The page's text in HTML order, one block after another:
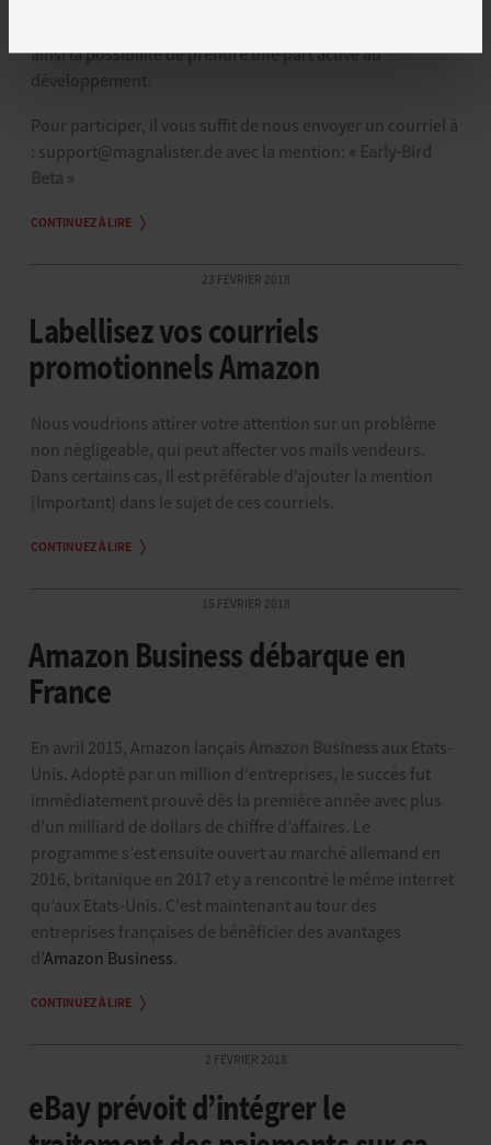
ainsi la possibilité de prendre une part active au
développement.
Pour participer, il vous suffit de nous envoyer un courriel à
: support@magnalister.de avec la mention:
CONTINUEZ À LIRE
23 FÉVRIER 2018
Labellisez vos courriels
promotionnels Amazon
Nous voudrions attirer votre attention sur un problème
non négligeable, qui peut affecter vos mails vendeurs.
Dans certains cas, Il est préférable d’ajouter la mention
[Important] dans le sujet de ces courriels.
CONTINUEZ À LIRE
15 FÉVRIER 2018
Amazon Business débarque en
France
En avril 2015, Amazon lançais
aux Etats-
Unis. Adopté par un million d’entreprises, le succès fut
immédiatement prouvé dès la première année avec plus
d’un milliard de dollars de chiffre d’affaires. Le
programme s’est ensuite ouvert au marché allemand en
2016, britanique en 2017 et y a rencontré le même interret
qu’aux Etats-Unis. C’est maintenant au tour des
entreprises françaises de bénéficier des avantages
d’Amazon Business
CONTINUEZ À LIRE
2 FÉVRIER 2018
eBay prévoit d’intégrer le